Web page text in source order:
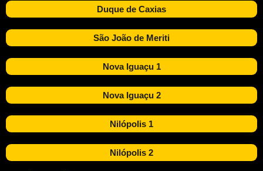
Duque de Caxias
São João de Meriti
Nova Iguaçu 1
Nova Iguaçu 2
Nilópolis 1
Nilópolis 2